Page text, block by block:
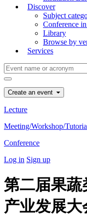
Discover
Subject
Conference
Library
Browse by
Services
Create an event
Lecture
Meeting/Workshop/
Conference
Log in Sign up
第二届果蔬
产业发展